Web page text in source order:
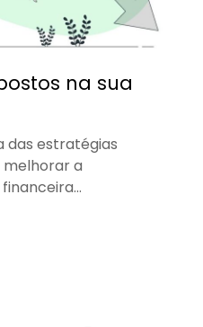
na sua
das estratégias
a